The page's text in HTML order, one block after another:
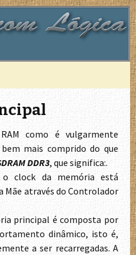
do computador
como é vulgarmente
mais comprido do que
DDR3, que significa:.
clock da memória está
Mãe através do Controlador
principal é composta por
dinâmico, isto é,
a ser recarregadas. A